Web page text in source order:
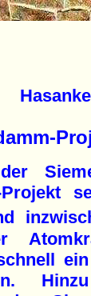
Projekt